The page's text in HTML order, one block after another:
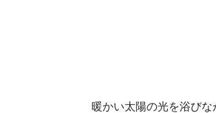
暖かい太陽の光を浴び